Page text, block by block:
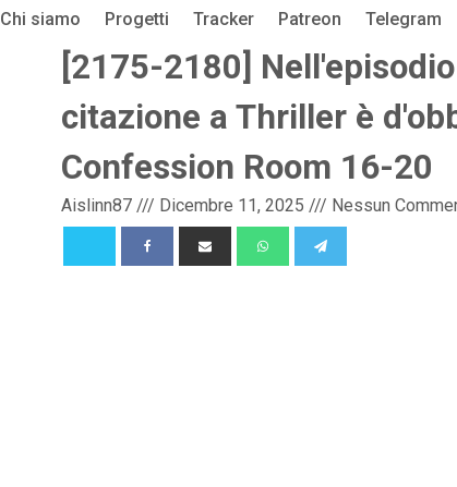
Chi siamo Progetti Tracker Patreon Telegram
[2175-2180]
citazione a Thriller è
Confession Room 16-20
Aislinn87 /// Dicembre 11, 2025 /// Nessun